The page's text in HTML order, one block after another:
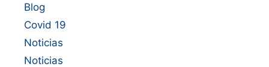
Blog
Covid 19
Noticias
Noticias